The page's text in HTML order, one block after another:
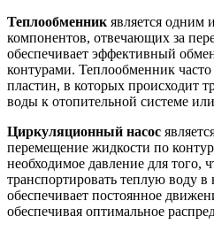
Теплообменник является одним
компонентов, отвечающих за
обеспечивает эффективный
контурами. Теплообменник часто
пластин, в которых происходит
воды к отопительной системе
Циркуляционный насос
перемещение жидкости по
необходимое давление для того,
транспортировать теплую воду
обеспечивает постоянное
обеспечивая оптимальное